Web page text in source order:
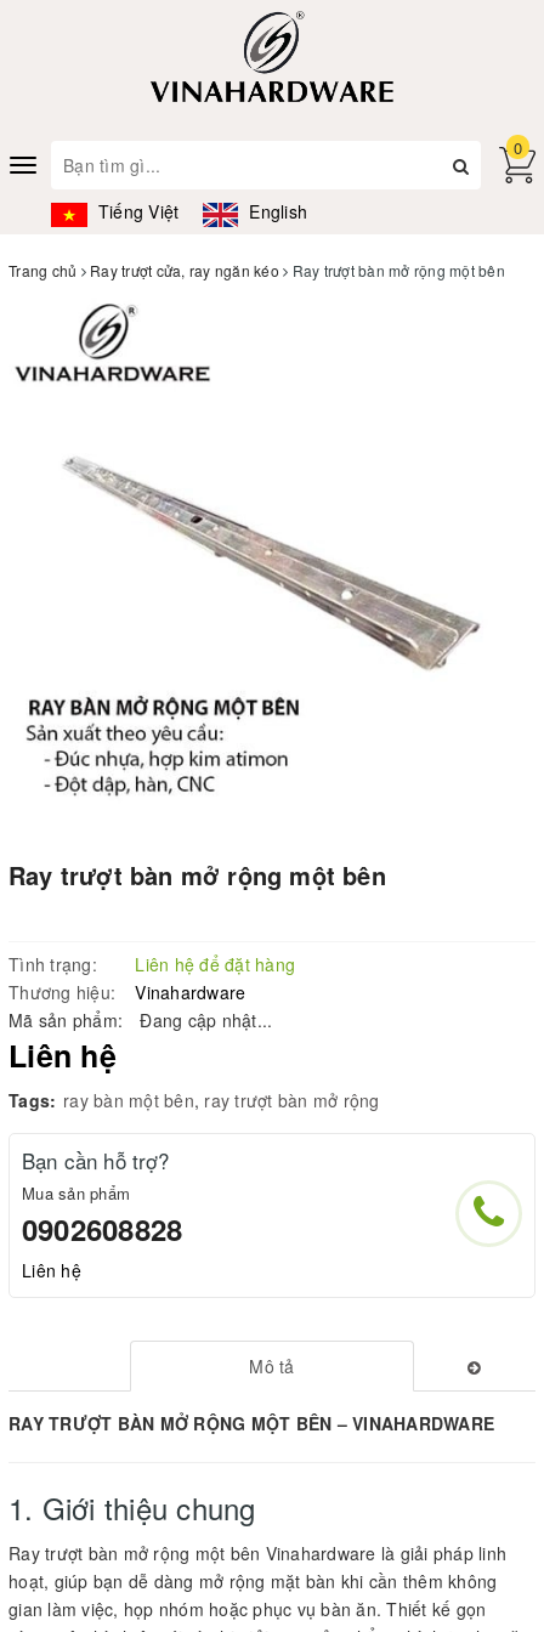
Toggle
navigation
Tiếng Việt English
0
Trang chủ Ray trượt cửa, ray ngăn kéo Ray trượt bàn mở rộng một bên
Ray trượt bàn mở rộng một bên
Tình trạng:
Liên hệ để đặt hàng
Thương hiệu:
Vinahardware
Mã sản phẩm:
Đang cập nhật...
Liên hệ
Tags: ray bàn một bên, ray trượt bàn mở rộng
Bạn cần hỗ trợ?
Mua sản phẩm
0902608828
Liên hệ
Mô tả
RAY TRƯỢT BÀN MỞ RỘNG MỘT BÊN – VINAHARDWARE
1. Giới thiệu chung
Ray trượt bàn mở rộng một bên Vinahardware là giải pháp linh
hoạt, giúp bạn dễ dàng mở rộng mặt bàn khi cần thêm không
gian làm việc, họp nhóm hoặc phục vụ bàn ăn. Thiết kế gọn